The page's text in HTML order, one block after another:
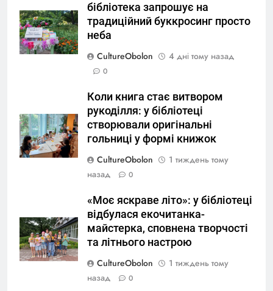
бібліотека запрошує на
традиційний буккросинг просто
неба
CultureObolon
4 дні тому назад
0
Коли книга стає витвором
рукоділля: у бібліотеці
створювали оригінальні
гольниці у формі книжок
CultureObolon
1 тиждень тому
назад
0
«Моє яскраве літо»: у бібліотеці
відбулася екочитанка-
майстерка, сповнена творчості
та літнього настрою
CultureObolon
1 тиждень тому
назад
0